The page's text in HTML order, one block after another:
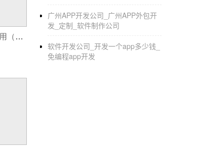
的。互动有不同的分类，可以是欢乐有趣的
业开发出用户满意的APP。
社区养老服务app开发作用（沟通交流、安全性、健康服务）
广州APP开发公司_广州APP外包开
发_定制_软件制作公司
软件开发公司_开发一个app多少钱_
免编程app开发